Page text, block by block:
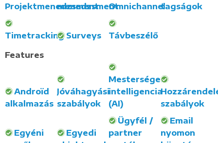
Projektmenedzsment
menedzsmentOmnichanneltagságok
Timetracking Surveys
Távbeszélő
Features
Androïd
alkalmazás
Jóváhagyási
szabályok
Mesterséges
intelligencia
(AI)
szabályok
Egyéni
Egyedi
Ügyfél /
partner
Email
nyomon